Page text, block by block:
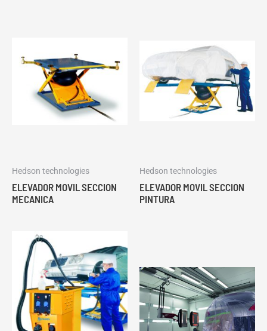
Hedson technologies
ELEVADOR MOVIL SECCION
MECANICA
Hedson technologies
ELEVADOR MOVIL SECCION
PINTURA